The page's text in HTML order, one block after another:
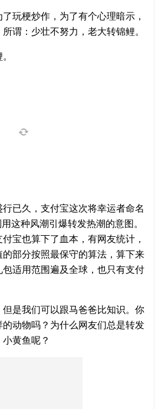
玩梗炒作，为了有个心理暗示，
谓：少壮不努力，老大转锦鲤。
已久，支付宝这次将幸运者命名
这种风潮引爆转发热潮的意图。
宝也算下了血本，有网友统计，
部分按照最保守的算法，算下来
适用范围遍及全球，也只有支付
是我们可以跟马爸爸比知识。你
动物吗？为什么网友们总是转发
黄鱼呢？